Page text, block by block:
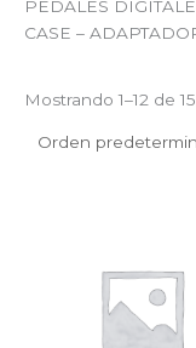
PEDALES
CASE –
Mostrando 1–12 de